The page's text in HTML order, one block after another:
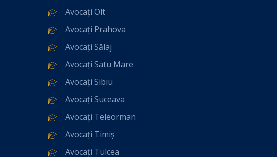
Avocați Olt
Avocați Prahova
Avocați Sălaj
Avocați Satu Mare
Avocați Sibiu
Avocați Suceava
Avocați Teleorman
Avocați Timiș
Avocați Tulcea